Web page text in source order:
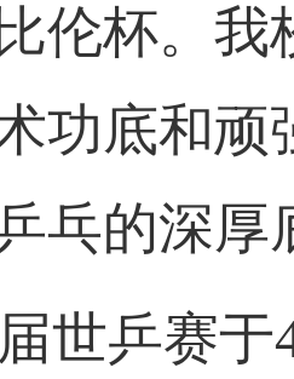
伦杯。我
功底和顽
乓的深
乒赛于4